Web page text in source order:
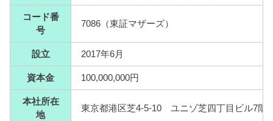
コード番
号
7086（東証マザーズ）
設立 2017年6月
資本金 100,000,000円
本社所在
地
東京都港区芝4-5-10 ユニゾ芝四丁目ビル7階